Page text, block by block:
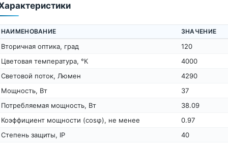
НАИМЕНОВАНИЕ ЗНАЧЕНИЕ
Вторичная оптика, град
120
Цветовая температура, °К
4000
Световой поток, Люмен
4290
Мощность, Вт
37
Потребляемая мощность, Вт
38.09
Коэффициент мощности (cosφ), не менее
0.97
Степень защиты, IP
40